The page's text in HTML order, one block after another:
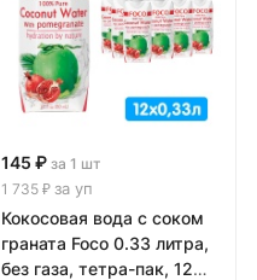
145 ₽ за 1 шт
1 735 ₽ за уп
Кокосовая вода с соком
граната Foco 0.33 литра,
без газа, тетра-пак, 12